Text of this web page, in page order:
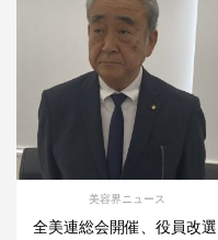
美容界ニュース
全美連総会開催、役員改選